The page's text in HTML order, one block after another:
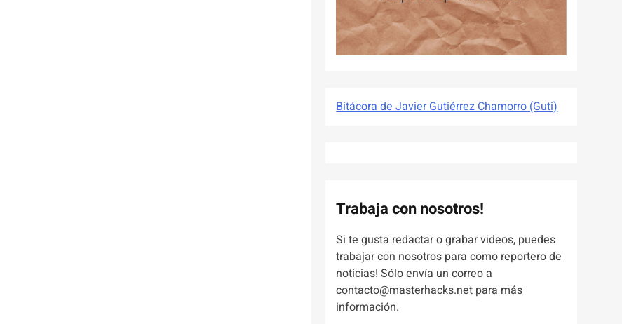
Bitácora de Javier Gutiérrez Chamorro (Guti)
Trabaja con nosotros!
Si te gusta redactar o grabar videos, puedes
trabajar con nosotros para como reportero de
noticias! Sólo envía un correo a
contacto@masterhacks.net para más
información.